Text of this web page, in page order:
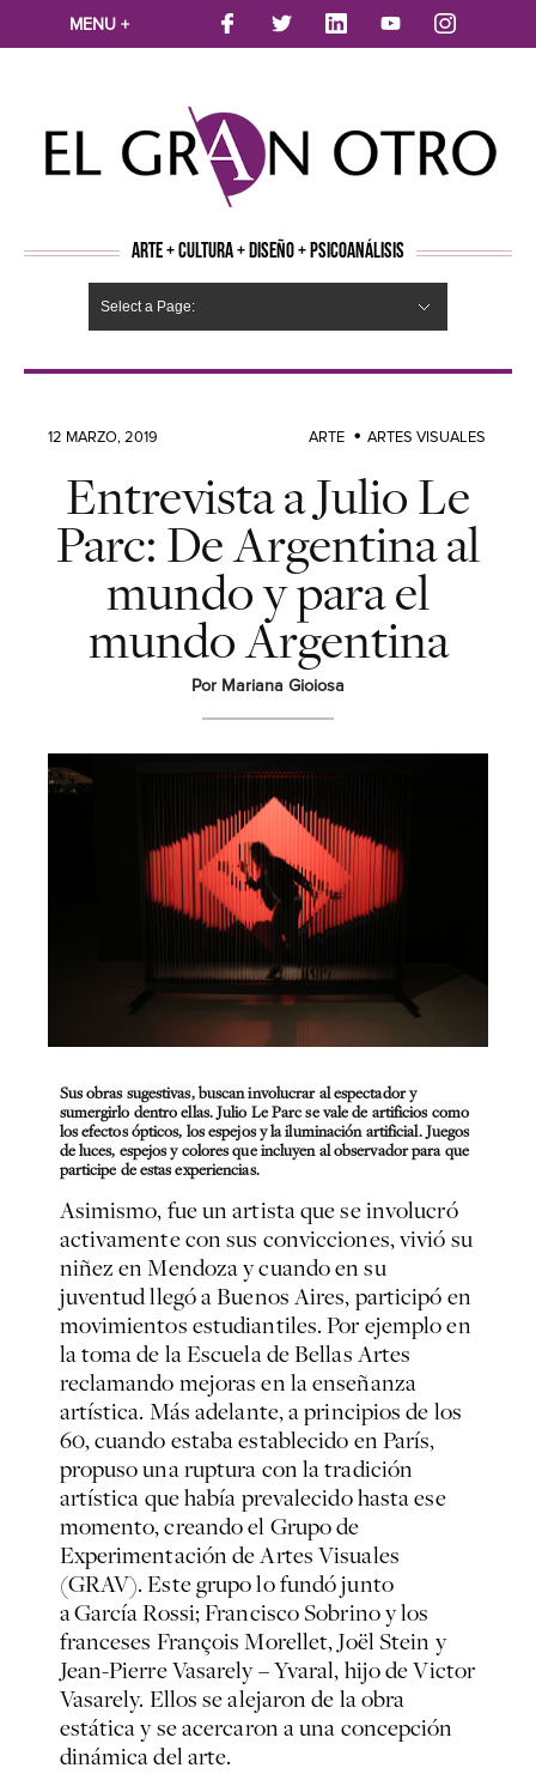
MENU +
ARTE + CULTURA + DISEÑO + PSICOANÁLISIS
Select a Page:
12 MARZO, 2019 ARTE ARTES VISUALES
Entrevista a Julio Le
Parc: De Argentina al
mundo y para el
mundo Argentina
Por Mariana Gioiosa
Sus obras sugestivas, buscan involucrar al espectador y
sumergirlo dentro ellas. Julio Le Parc se vale de artificios como
los efectos ópticos, los espejos y la iluminación artificial. Juegos
de luces, espejos y colores que incluyen al observador para que
participe de estas experiencias.
Asimismo, fue un artista que se involucró
activamente con sus convicciones, vivió su
niñez en Mendoza y cuando en su
juventud llegó a Buenos Aires, participó en
movimientos estudiantiles. Por ejemplo en
la toma de la Escuela de Bellas Artes
reclamando mejoras en la enseñanza
artística. Más adelante, a principios de los
60, cuando estaba establecido en París,
propuso una ruptura con la tradición
artística que había prevalecido hasta ese
momento, creando el Grupo de
Experimentación de Artes Visuales
(GRAV). Este grupo lo fundó junto
a García Rossi; Francisco Sobrino y los
franceses François Morellet, Joël Stein y
Jean-Pierre Vasarely – Yvaral, hijo de Victor
Vasarely. Ellos se alejaron de la obra
estática y se acercaron a una concepción
dinámica del arte.